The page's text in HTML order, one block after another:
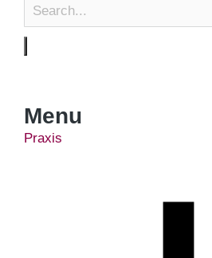
Menu
Praxis